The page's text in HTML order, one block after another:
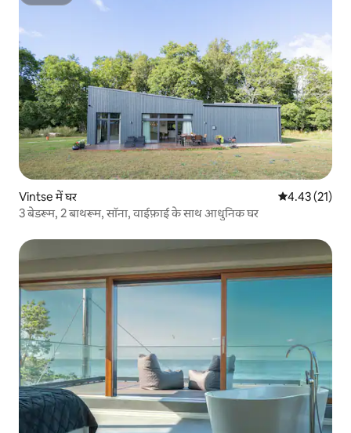
Vintse में घर औसत रेटिंग 5 में
4.43 (21)
3 बेडरूम, 2 बाथरूम, सॉना, वाईफ़ाई के साथ आधुनिक घर